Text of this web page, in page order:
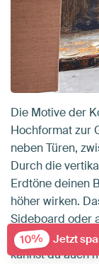
Die Motive der
Hochformat zur
neben Türen,
Durch die
Erdtöne deinen
höher wirken.
Sideboard oder
eine breitere
kannst du auch
10% Jetzt